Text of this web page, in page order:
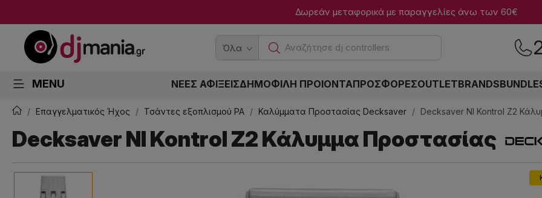
Δωρεάν μεταφορικά με παραγγελίες άνω των 60€
Όλα Ανα
MENU ΝΕΕΣ ΑΦΙΞΕΙΣΔΗΜΟΦΙΛΗ ΠΡΟΙΟΝΤΑΠΡΟΣΦΟΡΕΣOUTLETBRANDS
Επαγγελματικός Ήχος Τσάντες εξοπλισμού PA Καλύμματα Προστασίας Decksaver Decksaver NI Kontrol Z2
Decksaver NI Kontrol Z2 Κάλυμμα Προστασίας